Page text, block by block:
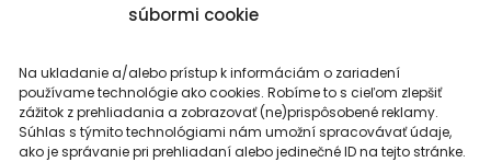
súbormi cookie
Na ukladanie a/alebo prístup k informáciám o zariadení
používame technológie ako cookies. Robíme to s cieľom zlepšiť
zážitok z prehliadania a zobrazovať (ne)prispôsobené reklamy.
Súhlas s týmito technológiami nám umožní spracovávať údaje,
ako je správanie pri prehliadaní alebo jedinečné ID na tejto stránke.
MOHLO BY VÁSZAUJÍMAŤ